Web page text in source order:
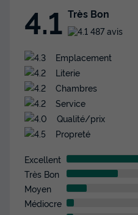
Meilleur prix pour 7 nuits
Modifier les dates
4.1 Très Bon
487 avis
Emplacement
Literie
Chambres
Service
Qualité/prix
Propreté
Excellent
Très Bon
Moyen
Médiocre